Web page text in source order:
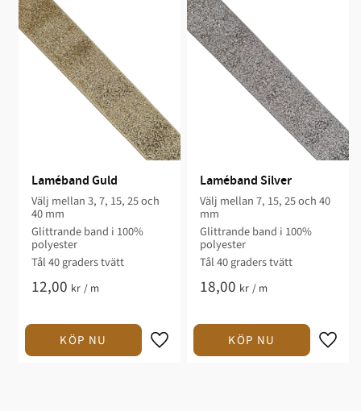
Laméband Guld
Välj mellan 3, 7, 15, 25 och
40 mm
Glittrande band i 100%
polyester
Tål 40 graders tvätt
12,00 kr / m
Laméband Silver
Välj mellan 7, 15, 25 och 40
mm
Glittrande band i 100%
polyester
Tål 40 graders tvätt
18,00 kr / m